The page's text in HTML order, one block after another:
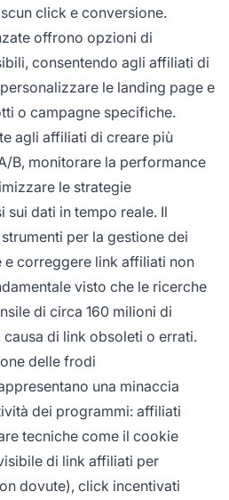
click e conversione.
offrono opzioni di
consentendo agli affiliati di
le landing page e
o campagne specifiche.
agli affiliati di creare più
B, monitorare la performance
le strategie
dati in tempo reale. Il
per la gestione dei
correggere link affiliati non
visto che le ricerche
di circa 160 milioni di
di link obsoleti o errati.
delle frodi
una minaccia
dei programmi: affiliati
tecniche come il cookie
di link affiliati per
dovute), click incentivati